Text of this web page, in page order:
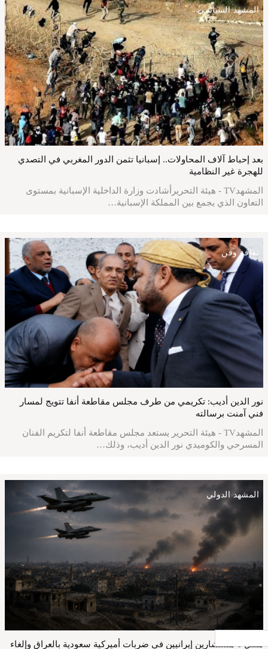
المشهد السياسي
بعد إحباط آلاف المحاولات.. إسبانيا تثمن الدور المغربي في التصدي
للهجرة غير النظامية
المشهدTV - هيئة التحريرأشادت وزارة الداخلية الإسبانية بمستوى
التعاون الذي يجمع بين المملكة الإسبانية…
ثقافة وفن
نور الدين أديب: تكريمي من طرف مجلس مقاطعة أنفا تتويج لمسار
فني آمنت برسالته
المشهدTV - هيئة التحرير يستعد مجلس مقاطعة أنفا لتكريم الفنان
المسرحي والكوميدي نور الدين أديب، وذلك…
المشهد الدولي
مقتل 6 مستشارين إيرانيين في ضربات أميركية سعودية بالعراق وإلغاء